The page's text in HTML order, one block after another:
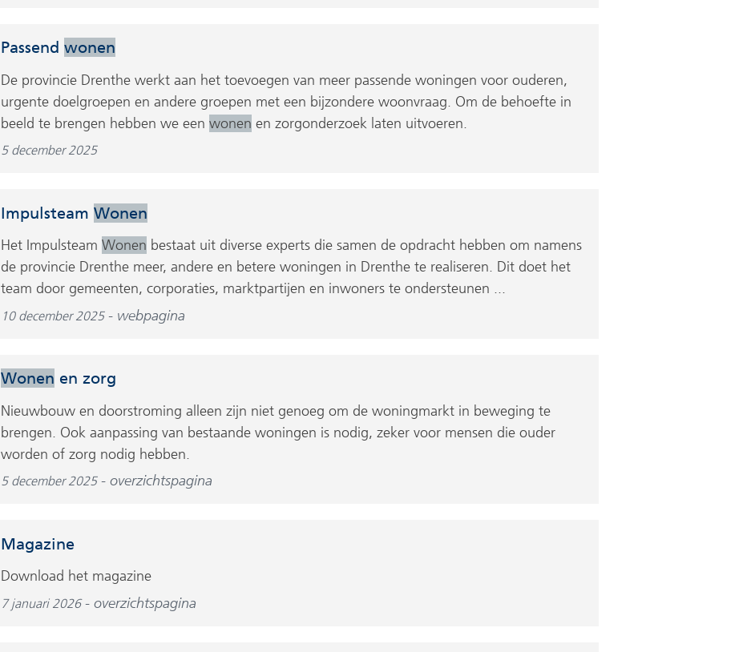
Passend wonen
De provincie Drenthe werkt aan het toevoegen van meer passende woningen voor ouderen,
urgente doelgroepen en andere groepen met een bijzondere woonvraag. Om de behoefte in
beeld te brengen hebben we een wonen en zorgonderzoek laten uitvoeren.
5 december 2025
Impulsteam Wonen
Het Impulsteam Wonen bestaat uit diverse experts die samen de opdracht hebben om namens
de provincie Drenthe meer, andere en betere woningen in Drenthe te realiseren. Dit doet het
team door gemeenten, corporaties, marktpartijen en inwoners te ondersteunen ...
10 december 2025 webpagina
Wonen en zorg
Nieuwbouw en doorstroming alleen zijn niet genoeg om de woningmarkt in beweging te
brengen. Ook aanpassing van bestaande woningen is nodig, zeker voor mensen die ouder
worden of zorg nodig hebben.
5 december 2025 overzichtspagina
Magazine
Download het magazine
7 januari 2026 overzichtspagina